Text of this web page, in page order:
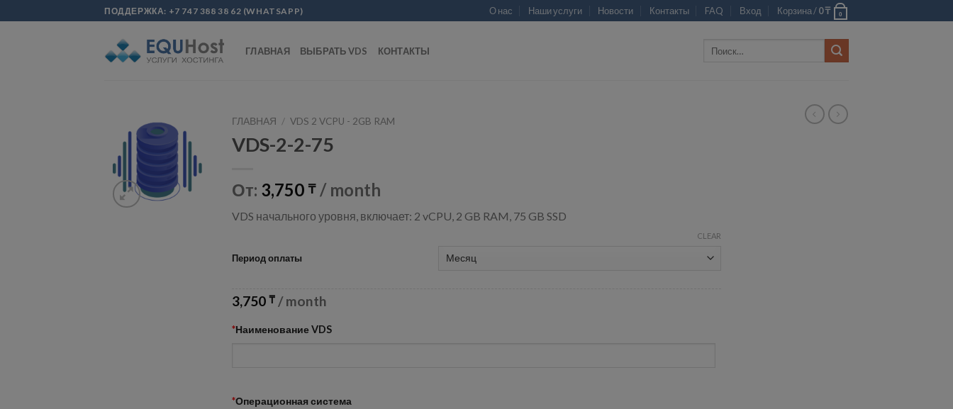
to
ПОДДЕРЖКА: +7 747 388 38 62 (WHATSAPP) О нас Наши услуги Новости Контакты FAQ Вход Корзина /0₸ 0
ГЛАВНАЯ ВЫБРАТЬ VDS КОНТАКТЫ
ГЛАВНАЯ / VDS 2 VCPU - 2GB RAM
VDS-2-2-75
От: 3,750 ₸ / month
VDS начального уровня, включает: 2 vCPU, 2 GB RAM, 75 GB SSD
Период оплаты
CLEAR
3,750 ₸ / month
*Наименование VDS
*Операционная система